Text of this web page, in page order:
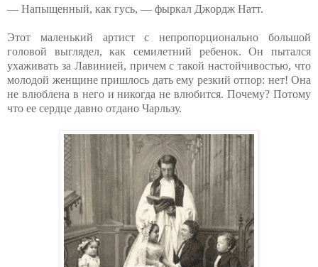
— Напыщенный, как гусь, — фыркал Джордж Натт.
Этот маленький артист с непропорционально большой
головой выглядел, как семилетний ребенок. Он пытался
ухаживать за Лавинией, причем с такой настойчивостью, что
молодой женщине пришлось дать ему резкий отпор: нет! Она
не влюблена в него и никогда не влюбится. Почему? Потому
что ее сердце давно отдано Чарльзу.